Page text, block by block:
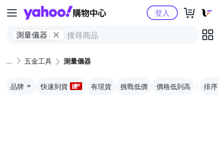
Yahoo購物中心
測量儀器
登入
五金工具 測量儀器
品牌 快速到貨 有現貨 挑戰低價 價格低到高 排序